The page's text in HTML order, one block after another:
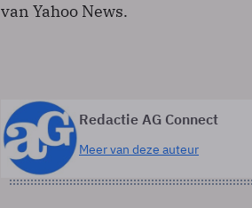
van Yahoo News.
Redactie AG Connect
Meer van deze auteur